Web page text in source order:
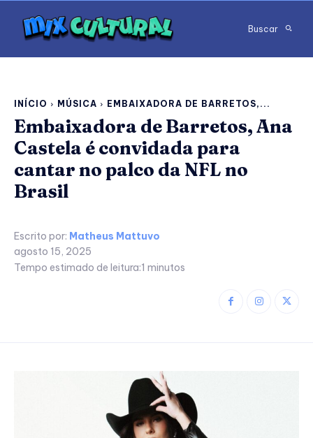
Buscar
INÍCIO MÚSICA EMBAIXADORA DE BARRETOS,...
Embaixadora de Barretos, Ana
Castela é convidada para
cantar no palco da NFL no
Brasil
Escrito por: Matheus Mattuvo
agosto 15, 2025
Tempo estimado de leitura:1 minutos